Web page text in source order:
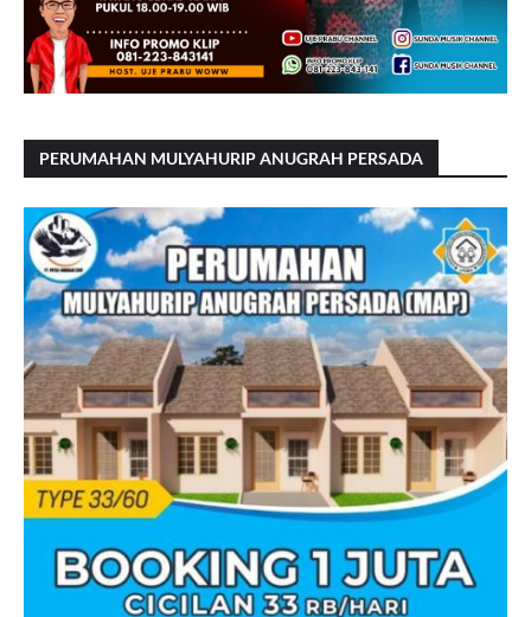
PERUMAHAN MULYAHURIP ANUGRAH PERSADA